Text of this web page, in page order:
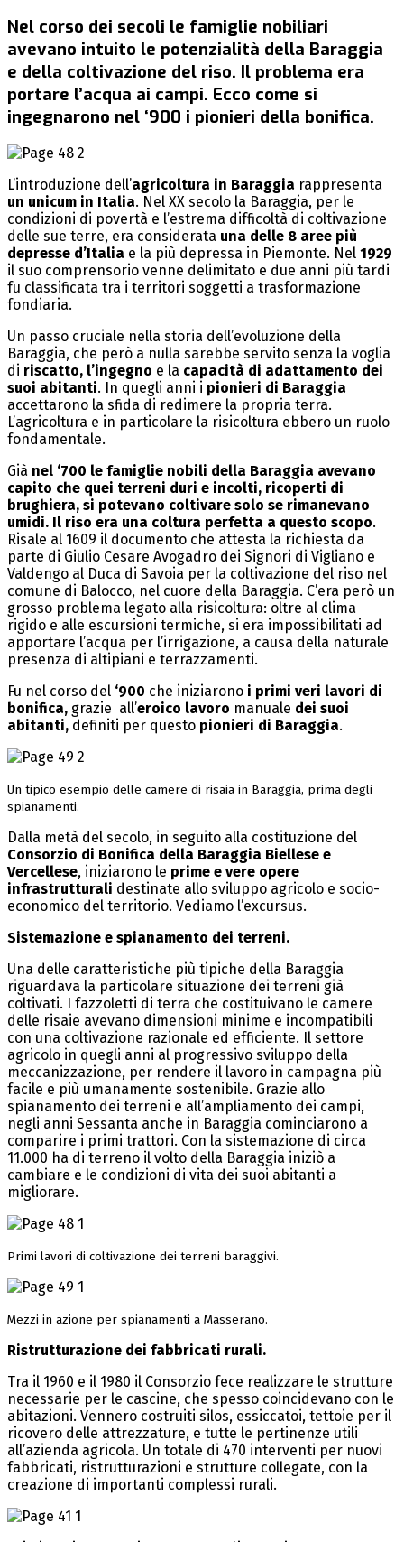
Nel corso dei secoli le famiglie nobiliari
avevano intuito le potenzialità della Baraggia
e della coltivazione del riso. Il problema era
portare l’acqua ai campi. Ecco come si
ingegnarono nel ‘900 i pionieri della bonifica.
L’introduzione dell’agricoltura in Baraggia rappresenta
un unicum in Italia. Nel XX secolo la Baraggia, per le
condizioni di povertà e l’estrema difficoltà di coltivazione
delle sue terre, era considerata una delle 8 aree più
depresse d’Italia e la più depressa in Piemonte. Nel 1929
il suo comprensorio venne delimitato e due anni più tardi
fu classificata tra i territori soggetti a trasformazione
fondiaria.
Un passo cruciale nella storia dell’evoluzione della
Baraggia, che però a nulla sarebbe servito senza la voglia
di riscatto, l’ingegno e la capacità di adattamento dei
suoi abitanti. In quegli anni i pionieri di Baraggia
accettarono la sfida di redimere la propria terra.
L’agricoltura e in particolare la risicoltura ebbero un ruolo
fondamentale.
Già nel ‘700 le famiglie nobili della Baraggia avevano
capito che quei terreni duri e incolti, ricoperti di
brughiera, si potevano coltivare solo se rimanevano
umidi. Il riso era una coltura perfetta a questo scopo.
Risale al 1609 il documento che attesta la richiesta da
parte di Giulio Cesare Avogadro dei Signori di Vigliano e
Valdengo al Duca di Savoia per la coltivazione del riso nel
comune di Balocco, nel cuore della Baraggia. C’era però un
grosso problema legato alla risicoltura: oltre al clima
rigido e alle escursioni termiche, si era impossibilitati ad
apportare l’acqua per l’irrigazione, a causa della naturale
presenza di altipiani e terrazzamenti.
Fu nel corso del ‘900 che iniziarono i primi veri lavori di
bonifica, grazie all’eroico lavoro manuale dei suoi
abitanti, definiti per questo pionieri di Baraggia.
Un tipico esempio delle camere di risaia in Baraggia, prima degli
spianamenti.
Dalla metà del secolo, in seguito alla costituzione del
Consorzio di Bonifica della Baraggia Biellese e
Vercellese, iniziarono le prime e vere opere
infrastrutturali destinate allo sviluppo agricolo e socio-
economico del territorio. Vediamo l’excursus.
Sistemazione e spianamento dei terreni.
Una delle caratteristiche più tipiche della Baraggia
riguardava la particolare situazione dei terreni già
coltivati. I fazzoletti di terra che costituivano le camere
delle risaie avevano dimensioni minime e incompatibili
con una coltivazione razionale ed efficiente. Il settore
agricolo in quegli anni al progressivo sviluppo della
meccanizzazione, per rendere il lavoro in campagna più
facile e più umanamente sostenibile. Grazie allo
spianamento dei terreni e all’ampliamento dei campi,
negli anni Sessanta anche in Baraggia cominciarono a
comparire i primi trattori. Con la sistemazione di circa
11.000 ha di terreno il volto della Baraggia iniziò a
cambiare e le condizioni di vita dei suoi abitanti a
migliorare.
Primi lavori di coltivazione dei terreni baraggivi.
Mezzi in azione per spianamenti a Masserano.
Ristrutturazione dei fabbricati rurali.
Tra il 1960 e il 1980 il Consorzio fece realizzare le strutture
necessarie per le cascine, che spesso coincidevano con le
abitazioni. Vennero costruiti silos, essiccatoi, tettoie per il
ricovero delle attrezzature, e tutte le pertinenze utili
all’azienda agricola. Un totale di 470 interventi per nuovi
fabbricati, ristrutturazioni e strutture collegate, con la
creazione di importanti complessi rurali.